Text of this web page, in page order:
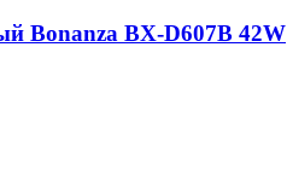
Bonanza BX-D607B 42W